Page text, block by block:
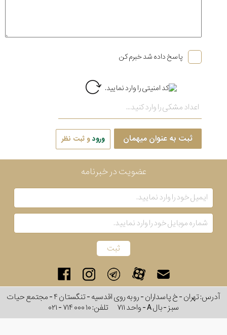
پاسخ داده شد خبرم کن
ثبت به عنوان میهمان ورودو ثبت نظر
عضویت در خبرنامه
آدرس: تهران - خ پاسداران - رو به روی اقدسیه - تنگستان ۴ - مجتمع حیات
سبز - بال A - واحد ۷۱۱
تلفن:۰۲۱ - ۷۱۴ ۰۰۰ ۱۰